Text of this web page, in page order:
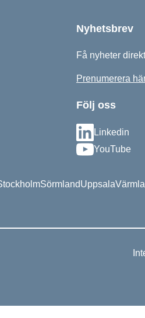
Nyhetsbrev
Få nyheter
Prenumerera
Följ oss
Linkedin
YouTube
SörmlandUppsala